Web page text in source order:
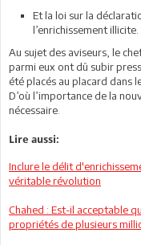
Et la loi sur la
l’enrichissement illicite.
Au sujet des aviseurs, le
parmi eux ont dû subir
été placés au placard dans
D’où l’importance de la
nécessaire.
Lire aussi:
Inclure le délit
véritable révolution
Chahed : Est-il acceptable
propriétés de plusieurs